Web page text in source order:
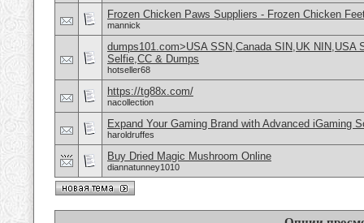
Frozen Chicken Paws Suppliers - Frozen Chicken
mannick
dumps101.com>USA SSN,Canada SIN,UK NIN,USA
Selfie,CC & Dumps
hotseller68
https://tg88x.com/
nacollection
Expand Your Gaming Brand with Advanced iGaming
haroldruffes
Buy Dried Magic Mushroom Online
diannatunney1010